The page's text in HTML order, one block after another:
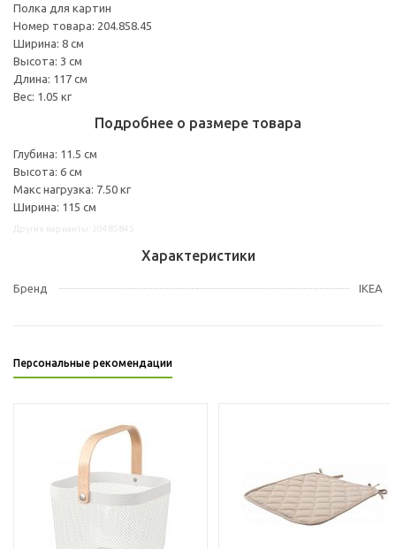
Полка для картин
Номер товара: 204.858.45
Ширина: 8 см
Высота: 3 см
Длина: 117 см
Вес: 1.05 кг
Подробнее о размере товара
Глубина: 11.5 см
Высота: 6 см
Макс нагрузка: 7.50 кг
Ширина: 115 см
Характеристики
Бренд IKEA
Персональные рекомендации